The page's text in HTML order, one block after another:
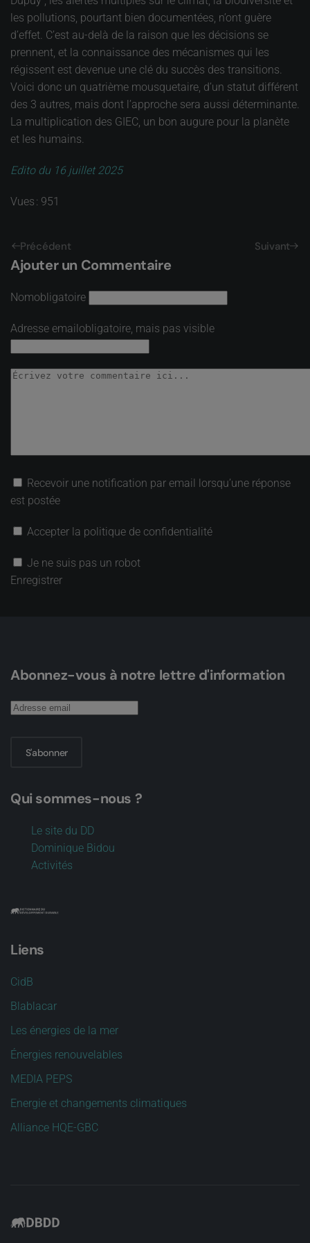
les pollutions, pourtant bien documentées, n’ont guère
d’effet. C’est au-delà de la raison que les décisions se
prennent, et la connaissance des mécanismes qui les
régissent est devenue une clé du succès des transitions.
Voici donc un quatrième mousquetaire, d’un statut différent
des 3 autres, mais dont l’approche sera aussi déterminante.
La multiplication des GIEC, un bon augure pour la planète
et les humains.
Edito du 16 juillet 2025
Vues : 951
Précédent Suivant
Ajouter un Commentaire
Nomobligatoire
Adresse emailobligatoire, mais pas visible
Recevoir une notification par email lorsqu’une réponse
est postée
Accepter la politique de confidentialité
Je ne suis pas un robot
Enregistrer
Abonnez-vous à notre lettre d'information
S'abonner
Qui sommes-nous ?
Le site du DD
Dominique Bidou
Activités
Liens
CidB
Blablacar
Les énergies de la mer
Énergies renouvelables
MEDIA PEPS
Energie et changements climatiques
Alliance HQE-GBC